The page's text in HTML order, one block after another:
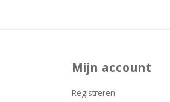
Mijn account
Registreren